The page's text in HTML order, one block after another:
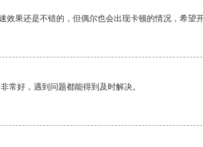
效果还是不错的，但偶尔也会出现卡顿的情况，希望
常好，遇到问题都能得到及时解决。